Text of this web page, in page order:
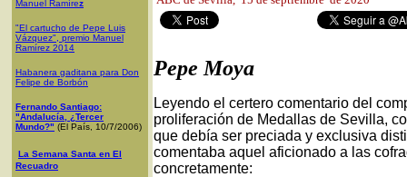
Manuel Ramírez
"El cartucho de Pepe Luis
Vázquez", premio Manuel
Ramírez 2014
Habanera gaditana para Don
Felipe de Borbón
Fernando Santiago:
"Andalucía, ¿Tercer
Mundo?" (El País, 10/7/2006)
La Semana Santa en El
Recuadro
Pepe Moya
Leyendo el certero comentario del
proliferación de Medallas de Sevilla,
que debía ser preciada y exclusiva
comentaba aquel aficionado a las
concretamente: